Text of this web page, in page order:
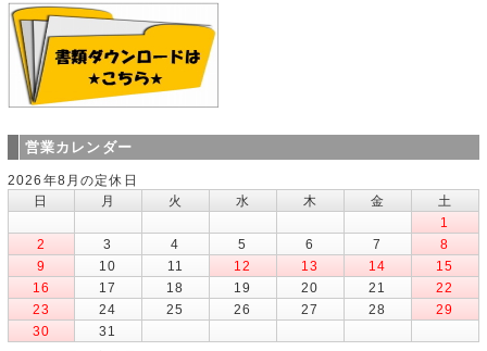
営業カレンダー
2026年8月の定休日
日
月 火 水 木 金
土
1
2
3 4 5 6 7
8
9
10 11 12 13 14
15
16
17 18 19 20 21
22
23
24 25 26 27 28
29
30
31